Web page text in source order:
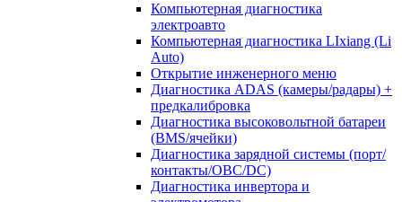
Компьютерная диагностика
электроавто
Компьютерная диагностика LIxiang (Li
Auto)
Открытие инженерного меню
Диагностика ADAS (камеры/радары) +
предкалибровка
Диагностика высоковольтной батареи
(BMS/ячейки)
Диагностика зарядной системы (порт/
контакты/OBC/DC)
Диагностика инвертора и